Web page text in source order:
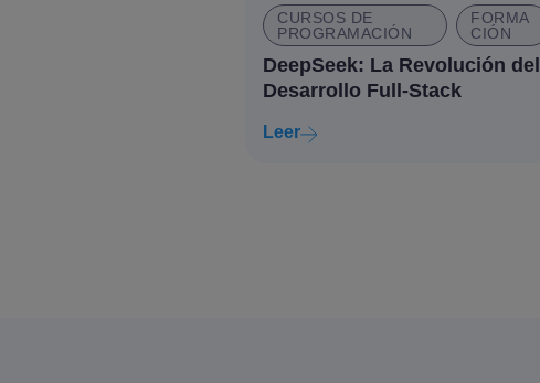
CURSOS DE
PROGRAMACIÓN
FORMA
CIÓN
DeepSeek: La Revolución del
Desarrollo Full-Stack
Leer